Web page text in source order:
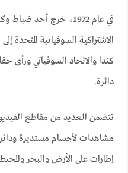
في عام 1972، خرج أحد
الاشتراكية السوفياتية المتحدة
كندا والاتحاد السوفياتي
دائرة.
تتضمن العديد من مقاطع
مشاهدات لأجسام مستديرة
إطارات على الأرض والبحر